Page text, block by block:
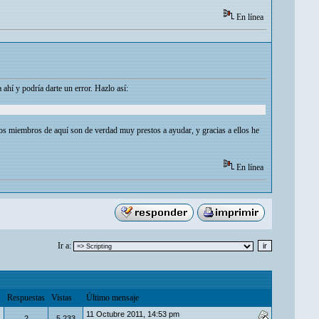
En línea
ahí y podría darte un error. Hazlo así:
de aquí son de verdad muy prestos a ayudar, y gracias a ellos he
En línea
Ir a:
Respuestas Vistas Último mensaje
11 Octubre 2011, 14:53 pm